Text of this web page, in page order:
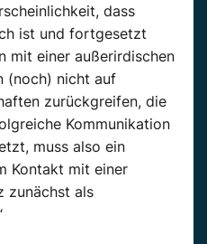
dass
ist und fortgesetzt
mit einer außerirdischen
(noch) nicht auf
zurückgreifen, die
Kommunikation
muss also ein
Kontakt mit einer
zunächst als